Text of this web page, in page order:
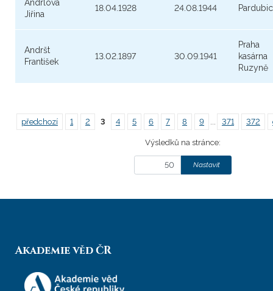
Andrlová
Jiřina
18.04.1928 24.08.1944
Andršt
František
13.02.1897 30.09.1941
Praha
kasárna
Ruzyně
předchozí 1 2 3 4 5 6 7 8 9 ... 371 372
Výsledků na stránce:
Akademie věd ČR